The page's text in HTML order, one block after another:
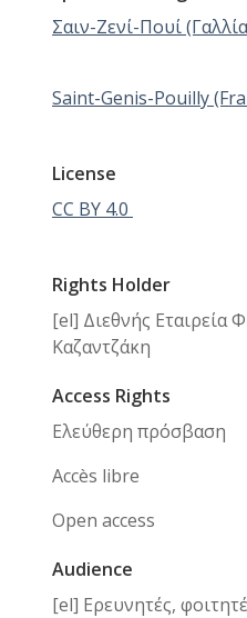
Σαιν-Ζενί-Πουί
Saint-Genis-Pouilly
License
CC BY 4.0
Rights Holder
[el] Διεθνής Εταιρεία
Καζαντζάκη
Access Rights
Ελεύθερη πρόσβαση
Accès libre
Open access
Audience
[el] Ερευνητές,